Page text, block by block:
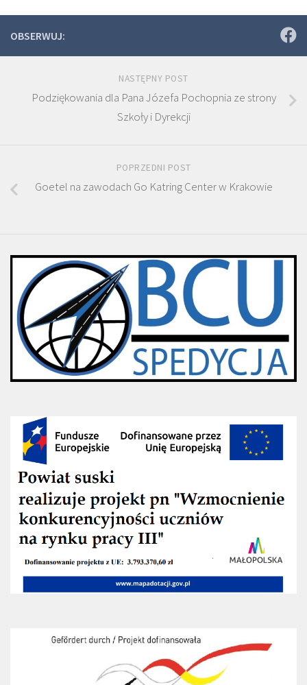
OBSERWUJ:
NASTĘPNY POST
Podziękowania dla Pana Józefa Pochopnia ze strony
Szkoły i Dyrekcji
POPRZEDNI POST
Goetel na zawodach Go Katring Center w Krakowie